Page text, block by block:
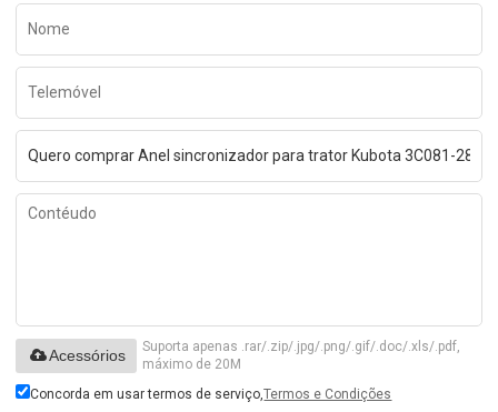
Suporta apenas .rar/.zip/.jpg/.png/.gif/.doc/.xls/.pdf,
máximo de 20M
Acessórios
Concorda em usar termos de serviço,Termos e Condições